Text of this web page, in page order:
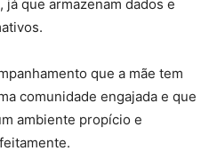
que armazenam dados e
que a mãe tem
comunidade engajada e que
ambiente propício e